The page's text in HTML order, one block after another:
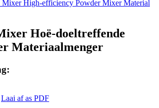
Hoë-doeltreffende
Materiaalmenger
Laai af as PDF